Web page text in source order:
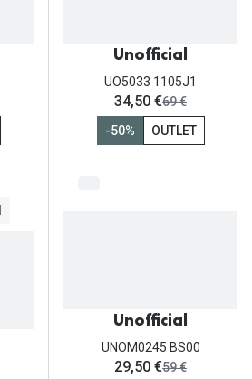
Unofficial
UO5033 1105J1
ahora:
34,50 €antes:
69 €
-50%
OUTLET
Unofficial
UNOM0245 BS00
ahora:
29,50 €antes:
59 €